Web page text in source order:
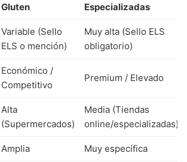
Gluten
Especializadas
Variable (Sello
ELS o mención)
Muy alta (Sello ELS
obligatorio)
Económico /
Competitivo
Premium / Elevado
Alta
(Supermercados)
Media (Tiendas
online/especializadas)
Amplia Muy específica